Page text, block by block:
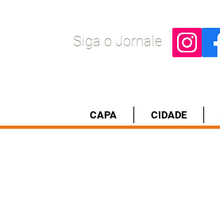
Siga o Jornale
CAPA CIDADE